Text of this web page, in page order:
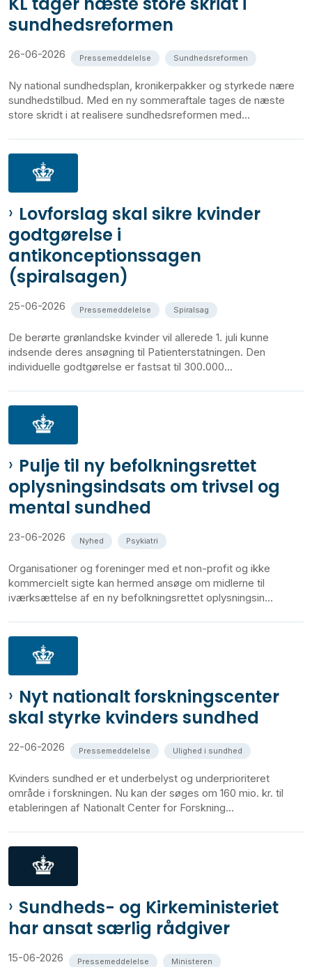
sundhedsreformen
26-06-2026 Pressemeddelelse Sundhedsreformen
Ny national sundhedsplan, kronikerpakker og styrkede nære
sundhedstilbud. Med en ny sommeraftale tages de næste
store skridt i at realisere sundhedsreformen med...
Lovforslag skal sikre kvinder
godtgørelse i
antikonceptionssagen
(spiralsagen)
25-06-2026 Pressemeddelelse Spiralsag
De berørte grønlandske kvinder vil allerede 1. juli kunne
indsende deres ansøgning til Patienterstatningen. Den
individuelle godtgørelse er fastsat til 300.000...
Pulje til ny befolkningsrettet
oplysningsindsats om trivsel og
mental sundhed
23-06-2026 Nyhed Psykiatri
Organisationer og foreninger med et non-profit og ikke
kommercielt sigte kan hermed ansøge om midlerne til
iværksættelse af en ny befolkningsrettet oplysningsin...
Nyt nationalt forskningscenter
skal styrke kvinders sundhed
22-06-2026 Pressemeddelelse Ulighed i sundhed
Kvinders sundhed er et underbelyst og underprioriteret
område i forskningen. Nu kan der søges om 160 mio. kr. til
etableringen af Nationalt Center for Forskning...
Sundheds- og Kirkeministeriet
har ansat særlig rådgiver
15-06-2026 Pressemeddelelse Ministeren